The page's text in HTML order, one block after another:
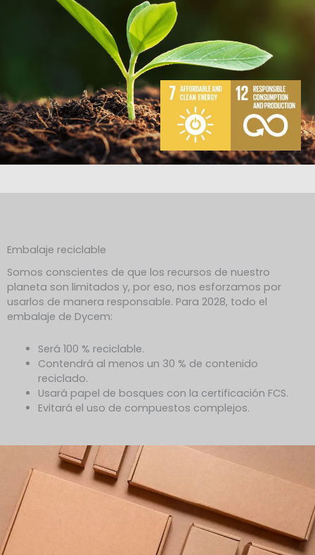
Embalaje reciclable
Somos conscientes de que los recursos de nuestro
planeta son limitados y, por eso, nos esforzamos por
usarlos de manera responsable. Para 2028, todo el
embalaje de Dycem:
Será 100 % reciclable.
Contendrá al menos un 30 % de contenido
reciclado.
Usará papel de bosques con la certificación FCS.
Evitará el uso de compuestos complejos.